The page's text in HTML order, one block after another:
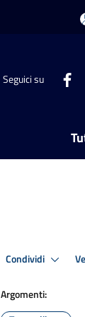
Seguici su
Condividi
Argomenti: